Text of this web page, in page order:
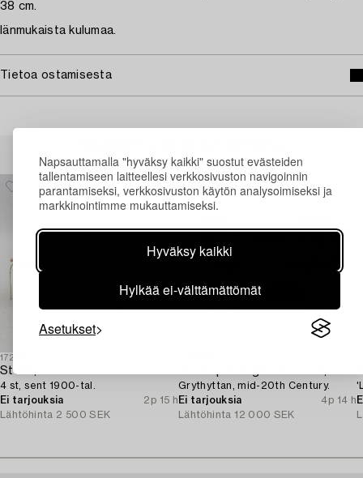
Napsauttamalla "hyväksy kaikki" suostut evästeiden
tallentamiseen laitteellesi verkkosivuston navigoinnin
parantamiseksi, verkkosivuston käytön analysoimiseksi ja
markkinointimme mukauttamiseksi.
Hyväksy kaikki
Hylkää ei-välttämättömät
Asetukset
38 cm.
Iänmukaista kulumaa.
Tietoa ostamisesta
1729904
Stolar,
4 st, sent 1900-tal.
Ei tarjouksia
2p 15 h
Lähtöhinta 2 500 SEK
Grythyttan, mid-20th Century.
Ei tarjouksia
4p 14 h
Lähtöhinta 12 000 SEK